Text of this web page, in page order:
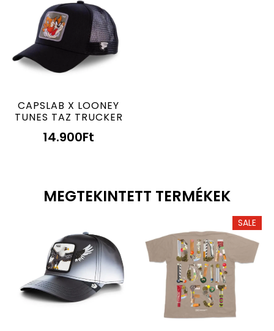
CAPSLAB X LOONEY
TUNES TAZ TRUCKER
14.900Ft
MEGTEKINTETT TERMÉKEK
SALE